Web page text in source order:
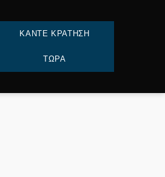
ΚΑΝΤΕ ΚΡΑΤΗΣΗ
ΤΩΡΑ